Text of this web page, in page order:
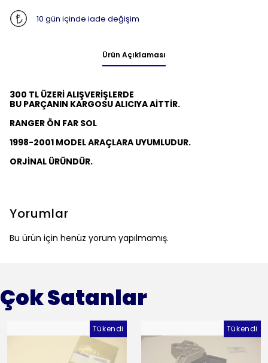
10 gün içinde iade değişim
Ürün Açıklaması
300 TL ÜZERİ ALIŞVERİŞLERDE
BU PARÇANIN KARGOSU ALICIYA AİTTİR.
RANGER ÖN FAR SOL
1998-2001 MODEL ARAÇLARA UYUMLUDUR.
ORJİNAL ÜRÜNDÜR.
Yorumlar
Bu ürün için henüz yorum yapılmamış.
Çok Satanlar
Tükendi Tükendi